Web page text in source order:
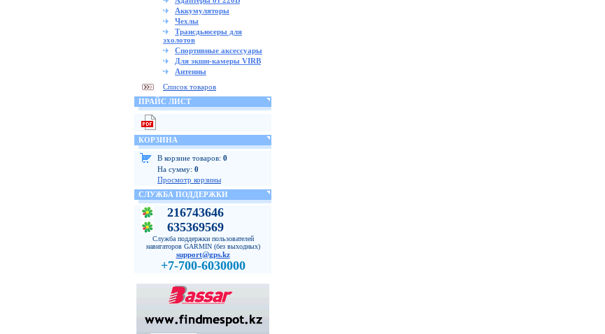
Аккумуляторы
Чехлы
Трансдьюсеры для
эхолотов
Спортивные аксессуары
Для экшн-камеры VIRB
Антенны
Список товаров
ПРАЙС ЛИСТ
КОРЗИНА
В корзине товаров: 0
На сумму: 0
Просмотр корзины
СЛУЖБА ПОДДЕРЖКИ
216743646
635369569
Служба поддержки пользователей
навигаторов GARMIN (без выходных)
support@gps.kz
+7-700-6030000